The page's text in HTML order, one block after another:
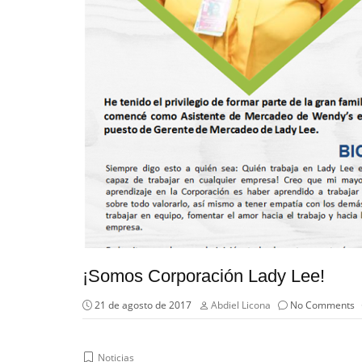
¡Somos Corporación Lady Lee!
21 de agosto de 2017 Abdiel Licona No Comments
Noticias